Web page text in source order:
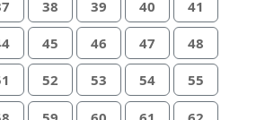
38 39 40 41
45 46 47 48
52 53 54 55